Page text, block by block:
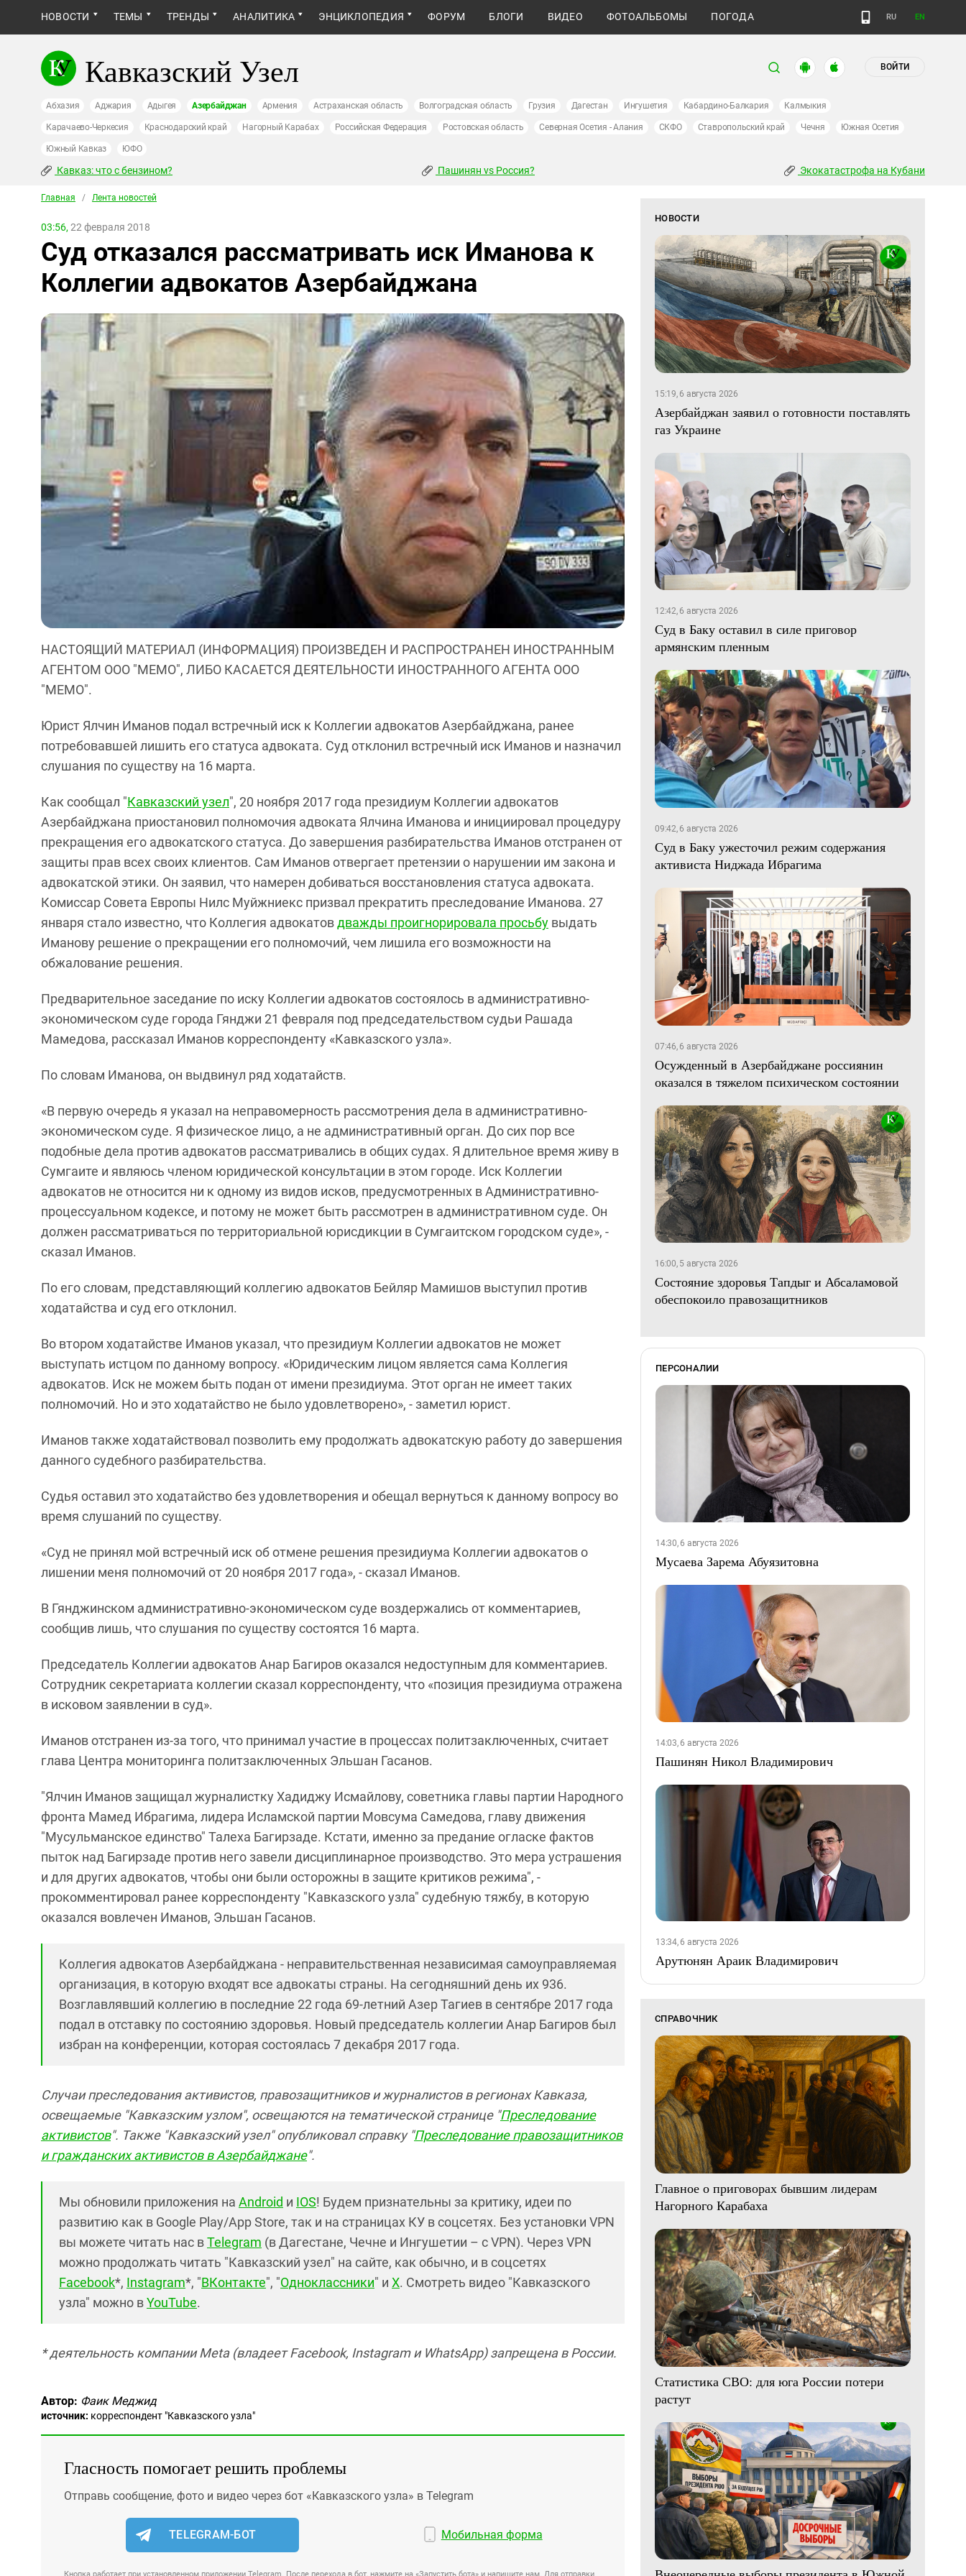
НОВОСТИ ТЕМЫ ТРЕНДЫ АНАЛИТИКА ЭНЦИКЛОПЕДИЯ ФОРУМ БЛОГИ ВИДЕО ФОТОАЛЬБОМЫ ПОГОДА RU EN
Кавказский Узел ВОЙТИ
Абхазия Аджария Адыгея Азербайджан Армения Астраханская область Волгоградская область Грузия Дагестан Ингушетия Кабардино-Балкария Калмыкия
Карачаево-Черкесия Краснодарский край Нагорный Карабах Российская Федерация Ростовская область Северная Осетия - Алания СКФО Ставропольский край Чечня Южная Осетия
Южный Кавказ ЮФО
Кавказ: что с бензином? Пашинян vs Россия? Экокатастрофа на Кубани
Главная / Лента новостей
03:56, 22 февраля 2018
Суд отказался рассматривать иск Иманова к
Коллегии адвокатов Азербайджана
НАСТОЯЩИЙ МАТЕРИАЛ (ИНФОРМАЦИЯ) ПРОИЗВЕДЕН И РАСПРОСТРАНЕН ИНОСТРАННЫМ
АГЕНТОМ ООО "МЕМО", ЛИБО КАСАЕТСЯ ДЕЯТЕЛЬНОСТИ ИНОСТРАННОГО АГЕНТА ООО
"МЕМО".
Юрист Ялчин Иманов подал встречный иск к Коллегии адвокатов Азербайджана, ранее
потребовавшей лишить его статуса адвоката. Суд отклонил встречный иск Иманов и назначил
слушания по существу на 16 марта.
Как сообщал "Кавказский узел", 20 ноября 2017 года президиум Коллегии адвокатов
Азербайджана приостановил полномочия адвоката Ялчина Иманова и инициировал процедуру
прекращения его адвокатского статуса. До завершения разбирательства Иманов отстранен от
защиты прав всех своих клиентов. Сам Иманов отвергает претензии о нарушении им закона и
адвокатской этики. Он заявил, что намерен добиваться восстановления статуса адвоката.
Комиссар Совета Европы Нилс Муйжниекс призвал прекратить преследование Иманова. 27
января стало известно, что Коллегия адвокатовдважды проигнорировала просьбу выдать
Иманову решение о прекращении его полномочий, чем лишила его возможности на
обжалование решения.
Предварительное заседание по иску Коллегии адвокатов состоялось в административно-
экономическом суде города Гянджи 21 февраля под председательством судьи Рашада
Мамедова, рассказал Иманов корреспонденту «Кавказского узла».
По словам Иманова, он выдвинул ряд ходатайств.
«В первую очередь я указал на неправомерность рассмотрения дела в административно-
экономическом суде. Я физическое лицо, а не административный орган. До сих пор все
подобные дела против адвокатов рассматривались в общих судах. Я длительное время живу в
Сумгаите и являюсь членом юридической консультации в этом городе. Иск Коллегии
адвокатов не относится ни к одному из видов исков, предусмотренных в Административно-
процессуальном кодексе, и потому не может быть рассмотрен в административном суде. Он
должен рассматриваться по территориальной юрисдикции в Сумгаитском городском суде», -
сказал Иманов.
По его словам, представляющий коллегию адвокатов Бейляр Мамишов выступил против
ходатайства и суд его отклонил.
Во втором ходатайстве Иманов указал, что президиум Коллегии адвокатов не может
выступать истцом по данному вопросу. «Юридическим лицом является сама Коллегия
адвокатов. Иск не можем быть подан от имени президиума. Этот орган не имеет таких
полномочий. Но и это ходатайство не было удовлетворено», - заметил юрист.
Иманов также ходатайствовал позволить ему продолжать адвокатскую работу до завершения
данного судебного разбирательства.
Судья оставил это ходатайство без удовлетворения и обещал вернуться к данному вопросу во
время слушаний по существу.
«Суд не принял мой встречный иск об отмене решения президиума Коллегии адвокатов о
лишении меня полномочий от 20 ноября 2017 года», - сказал Иманов.
В Гянджинском административно-экономическом суде воздержались от комментариев,
сообщив лишь, что слушания по существу состоятся 16 марта.
Председатель Коллегии адвокатов Анар Багиров оказался недоступным для комментариев.
Сотрудник секретариата коллегии сказал корреспонденту, что «позиция президиума отражена
в исковом заявлении в суд».
Иманов отстранен из-за того, что принимал участие в процессах политзаключенных, считает
глава Центра мониторинга политзаключенных Эльшан Гасанов.
"Ялчин Иманов защищал журналистку Хадиджу Исмайлову, советника главы партии Народного
фронта Мамед Ибрагима, лидера Исламской партии Мовсума Самедова, главу движения
"Мусульманское единство" Талеха Багирзаде. Кстати, именно за предание огласке фактов
пыток над Багирзаде против него завели дисциплинарное производство. Это мера устрашения
и для других адвокатов, чтобы они были осторожны в защите критиков режима", -
прокомментировал ранее корреспонденту "Кавказского узла" судебную тяжбу, в которую
оказался вовлечен Иманов, Эльшан Гасанов.
Коллегия адвокатов Азербайджана - неправительственная независимая самоуправляемая
организация, в которую входят все адвокаты страны. На сегодняшний день их 936.
Возглавлявший коллегию в последние 22 года 69-летний Азер Тагиев в сентябре 2017 года
подал в отставку по состоянию здоровья. Новый председатель коллегии Анар Багиров был
избран на конференции, которая состоялась 7 декабря 2017 года.
Случаи преследования активистов, правозащитников и журналистов в регионах Кавказа,
освещаемые "Кавказским узлом", освещаются на тематической странице "Преследование
активистов". Также "Кавказский узел" опубликовал справку "Преследование правозащитников
и гражданских активистов в Азербайджане".
Мы обновили приложения на Android и IOS! Будем признательны за критику, идеи по
развитию как в Google Play/App Store, так и на страницах КУ в соцсетях. Без установки VPN
вы можете читать нас вTelegram (в Дагестане, Чечне и Ингушетии – с VPN). Через VPN
можно продолжать читать "Кавказский узел" на сайте, как обычно, и в соцсетях
Facebook*, Instagram*, "ВКонтакте", "Одноклассники" и X. Смотреть видео "Кавказского
узла" можно вYouTube.
* деятельность компании Meta (владеет Facebook, Instagram и WhatsApp) запрещена в России.
Автор: Фаик Меджид
источник: корреспондент "Кавказского узла"
Гласность помогает решить проблемы
Отправь сообщение, фото и видео через бот «Кавказского узла» в Telegram
TELEGRAM-БОТ Мобильная форма
НОВОСТИ
15:19, 6 августа 2026
Азербайджан заявил о готовности поставлять
газ Украине
12:42, 6 августа 2026
Суд в Баку оставил в силе приговор
армянским пленным
09:42, 6 августа 2026
Суд в Баку ужесточил режим содержания
активиста Ниджада Ибрагима
07:46, 6 августа 2026
Осужденный в Азербайджане россиянин
оказался в тяжелом психическом состоянии
16:00, 5 августа 2026
Состояние здоровья Тапдыг и Абсаламовой
обеспокоило правозащитников
ПЕРСОНАЛИИ
14:30, 6 августа 2026
Мусаева Зарема Абуязитовна
14:03, 6 августа 2026
Пашинян Никол Владимирович
13:34, 6 августа 2026
Арутюнян Араик Владимирович
СПРАВОЧНИК
Главное о приговорах бывшим лидерам
Нагорного Карабаха
Статистика СВО: для юга России потери
растут